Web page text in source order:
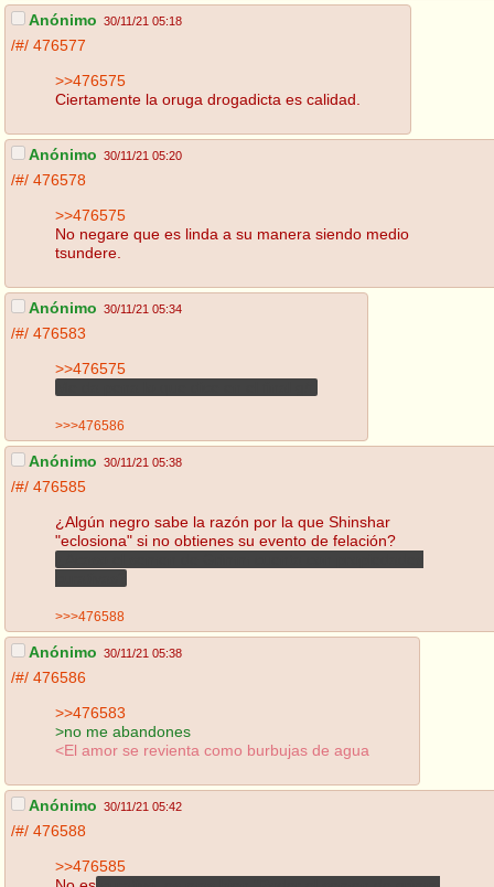
Anónimo 30/11/21 05:18
/#/ 476577
>>476575
Ciertamente la oruga drogadicta es calidad.
Anónimo 30/11/21 05:20
/#/ 476578
>>476575
No negare que es linda a su manera siendo medio
tsundere.
Anónimo 30/11/21 05:34
/#/ 476583
>>476575
>>>476586
Anónimo 30/11/21 05:38
/#/ 476585
¿Algún negro sabe la razón por la que Shinshar
"eclosiona" si no obtienes su evento de felación?
>>>476588
Anónimo 30/11/21 05:38
/#/ 476586
>>476583
>no me abandones
<El amor se revienta como burbujas de agua
Anónimo 30/11/21 05:42
/#/ 476588
>>476585